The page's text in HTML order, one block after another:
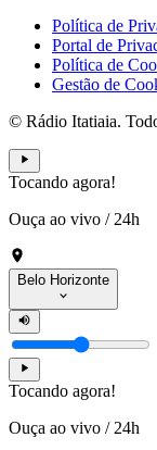
Política de
Portal de
Política de
Gestão de
© Rádio Itatiaia.
Tocando agora!
Ouça ao vivo / 24h
Belo Horizonte
Tocando agora!
Ouça ao vivo / 24h